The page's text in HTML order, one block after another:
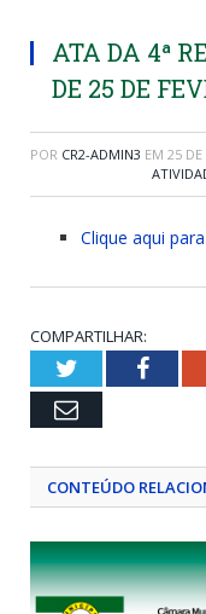
ATA DA 4ª
DE 25 DE
POR CR2-ADMIN3 EM 25 DE
Clique aqui
COMPARTILHAR:
Twitter
Email
CONTEÚDO